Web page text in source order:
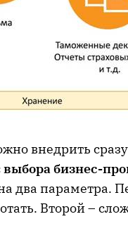
внедрить сразу
выбора бизнес-
два параметра.
Второй –